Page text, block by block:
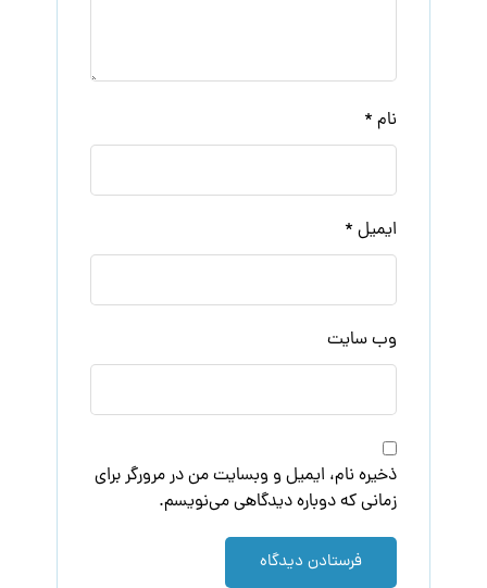
نام *
ایمیل *
وب‌ سایت
ذخیره نام، ایمیل و وبسایت من در مرورگر برای
زمانی که دوباره دیدگاهی می‌نویسم.
فرستادن دیدگاه